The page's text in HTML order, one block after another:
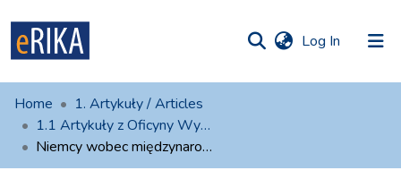
Log In (current)
UAFM
Information
For authors
Home
1. Artykuły / Articles
1.1 Artykuły z Oficyny Wydawniczej AFM
Niemcy wobec międzynarodowego bezpieczeństwa ekologicznego: problem redukcji emisji gazów cieplarnianych do atmosfery na początku XXI wieku